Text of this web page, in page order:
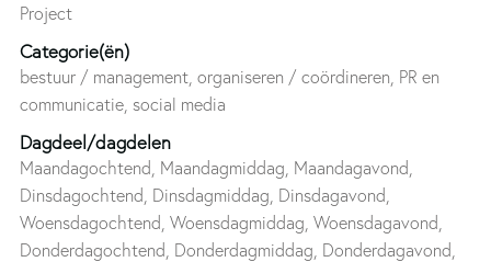
Project
Categorie(ën)
bestuur / management, organiseren / coördineren, PR en
communicatie, social media
Dagdeel/dagdelen
Maandagochtend, Maandagmiddag, Maandagavond,
Dinsdagochtend, Dinsdagmiddag, Dinsdagavond,
Woensdagochtend, Woensdagmiddag, Woensdagavond,
Donderdagochtend, Donderdagmiddag, Donderdagavond,